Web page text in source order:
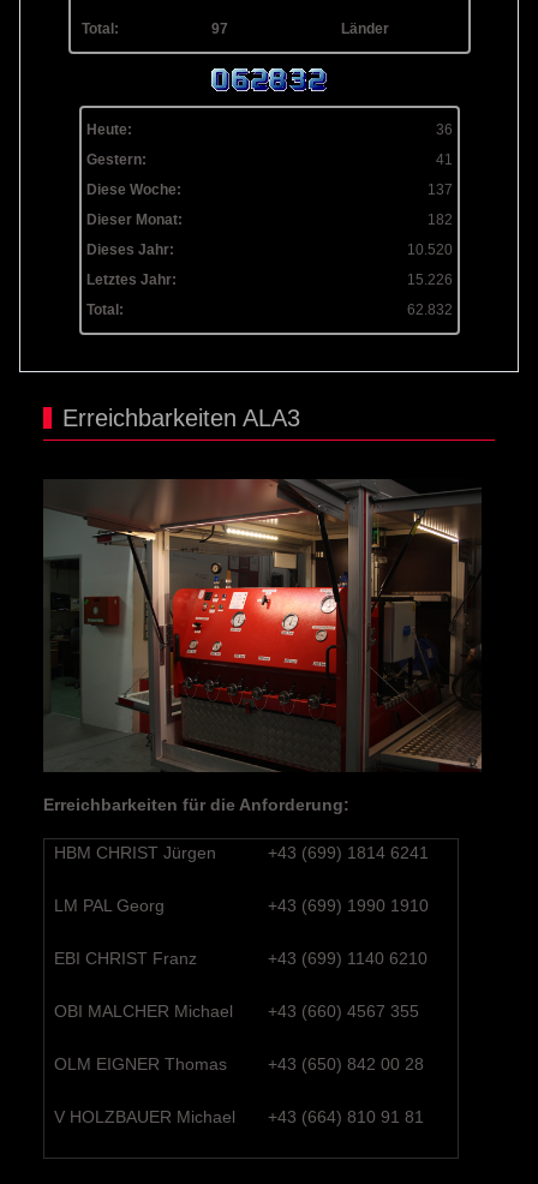
Total: 97 Länder
Heute:
36
Gestern:
41
Diese Woche:
137
Dieser Monat:
182
Dieses Jahr:
10.520
Letztes Jahr:
15.226
Total:
62.832
Erreichbarkeiten ALA3
Erreichbarkeiten für die Anforderung:
HBM CHRIST Jürgen +43 (699) 1814 6241
LM PAL Georg +43 (699) 1990 1910
EBI CHRIST Franz +43 (699) 1140 6210
OBI MALCHER Michael +43 (660) 4567 355
OLM EIGNER Thomas +43 (650) 842 00 28
V HOLZBAUER Michael +43 (664) 810 91 81